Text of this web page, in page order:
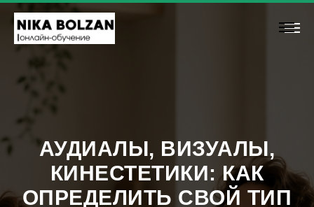
АУДИАЛЫ, ВИЗУАЛЫ,
КИНЕСТЕТИКИ: КАК
ОПРЕДЕЛИТЬ СВОЙ ТИП